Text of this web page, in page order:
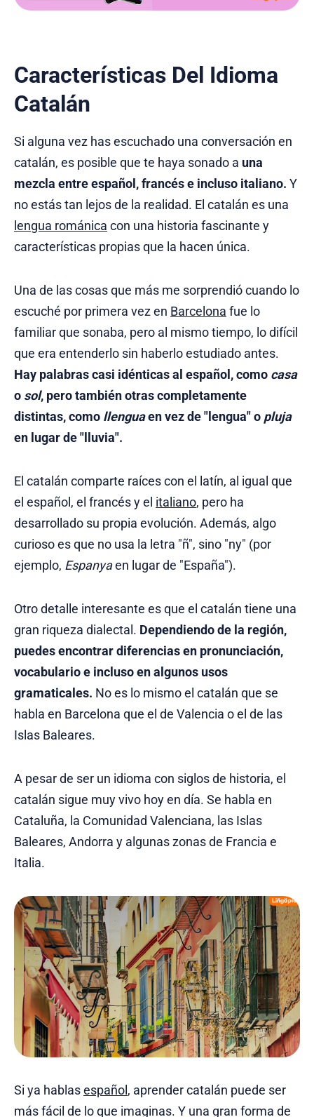
Características Del Idioma
Catalán
Si alguna vez has escuchado una conversación en
catalán, es posible que te haya sonado a una
mezcla entre español, francés e incluso italiano. Y
no estás tan lejos de la realidad. El catalán es una
lengua románica con una historia fascinante y
características propias que la hacen única.
Una de las cosas que más me sorprendió cuando lo
escuché por primera vez en Barcelona fue lo
familiar que sonaba, pero al mismo tiempo, lo difícil
que era entenderlo sin haberlo estudiado antes.
Hay palabras casi idénticas al español, como casa
o sol, pero también otras completamente
distintas, como llenguaen vez de "lengua" o pluja
en lugar de "lluvia".
El catalán comparte raíces con el latín, al igual que
el español, el francés y el italiano, pero ha
desarrollado su propia evolución. Además, algo
curioso es que no usa la letra "ñ", sino "ny" (por
ejemplo, Espanyaen lugar de "España").
Otro detalle interesante es que el catalán tiene una
gran riqueza dialectal. Dependiendo de la región,
puedes encontrar diferencias en pronunciación,
vocabulario e incluso en algunos usos
gramaticales. No es lo mismo el catalán que se
habla en Barcelona que el de Valencia o el de las
Islas Baleares.
A pesar de ser un idioma con siglos de historia, el
catalán sigue muy vivo hoy en día. Se habla en
Cataluña, la Comunidad Valenciana, las Islas
Baleares, Andorra y algunas zonas de Francia e
Italia.
Si ya hablasespañol, aprender catalán puede ser
más fácil de lo que imaginas. Y una gran forma de